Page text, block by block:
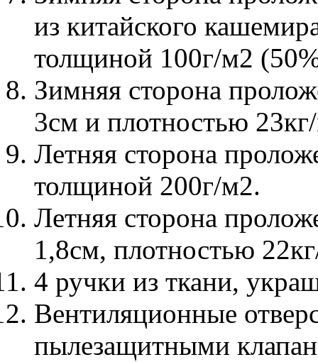
из китайского
толщиной 100г/м2
Зимняя сторона
3см и плотностью
Летняя сторона
толщиной 200г/м2.
Летняя сторона
1,8см, плотностью
4 ручки из ткани,
Вентиляционные
пылезащитными